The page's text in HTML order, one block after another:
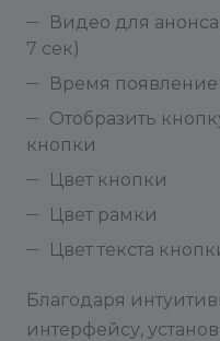
Видео для
7 сек)
Время
Отобразить
кнопки
Цвет кнопки
Цвет рамки
Цвет текста
Благодаря
интерфейсу,